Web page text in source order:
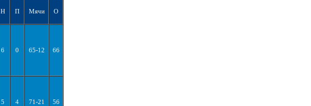
Н П Мячи О
6 0 65-12
66
5 4 71-21
56